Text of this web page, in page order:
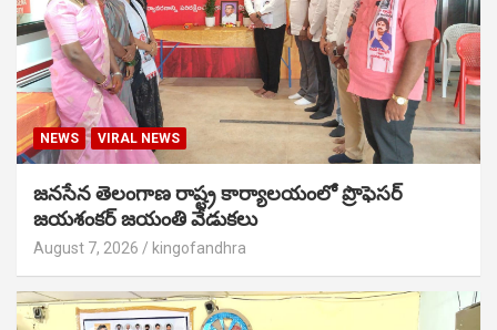
NEWS VIRAL NEWS
జనసేన తెలంగాణ రాష్ట్ర కార్యాలయంలో ప్రొఫెసర్
జయశంకర్ జయంతి వేడుకలు
August 7, 2026 kingofandhra